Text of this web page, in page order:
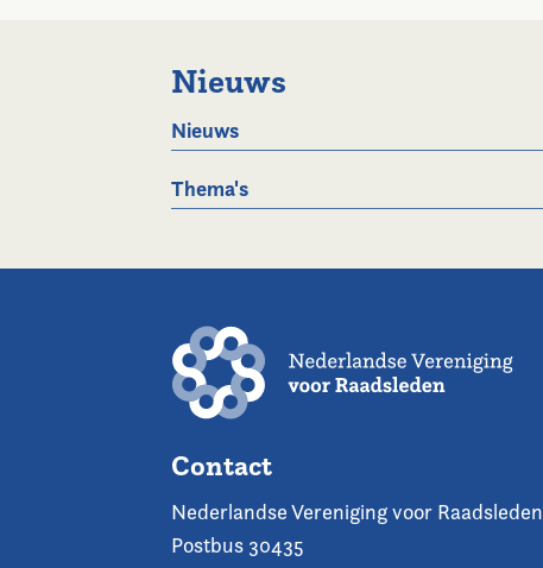
Nieuws
Nieuws
Thema's
Contact
Nederlandse Vereniging voor Raadsleden
Postbus 30435